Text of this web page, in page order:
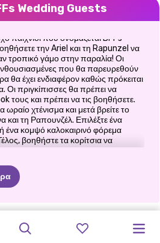
Wedding Guests
παιχνίδι που ονομάζεται BFFs
την Ariel και τη Rapunzel να
τροπικό γάμο στην παραλία! Οι
που θα παρευρεθούν
θα έχει ενδιαφέρον καθώς πρόκειται
Οι πριγκίπισσες θα πρέπει να
τους και πρέπει να τις βοηθήσετε.
ωραίο χτένισμα και μετά βρείτε το
και τη Ραπουνζέλ. Επιλέξτε ένα
κομψό καλοκαιρινό φόρεμα
βοηθήστε τα κορίτσια να
ΑΝΟΙΞΙΆΤΙΚΟΣ
ΓΆΜΟΣ
ΚΑΙ
ΠΡΟΕΤΟΙΜΑΣΊΑ